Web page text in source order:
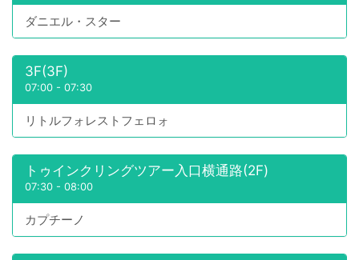
ダニエル・スター
3F(3F)
07:00 - 07:30
リトルフォレストフェロォ
トゥインクリングツアー入口横通路(2F)
07:30 - 08:00
カプチーノ